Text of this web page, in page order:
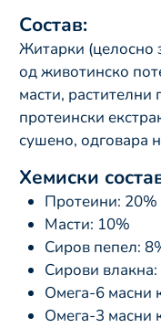
Состав:
Житарки (целосно
од животинско
масти, растителни
протеински
сушено, одговара
Хемиски
Протеини: 20%
Масти: 10%
Сиров пепел:
Сирови
Омега-6 масни
Омега-3 масни